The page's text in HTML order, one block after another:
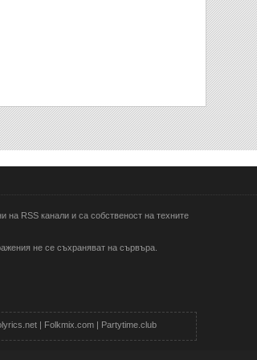
на RSS канали и са собственост на техните
не се съхраняват на сървъра.
| Folkmix.com | Partytime.club